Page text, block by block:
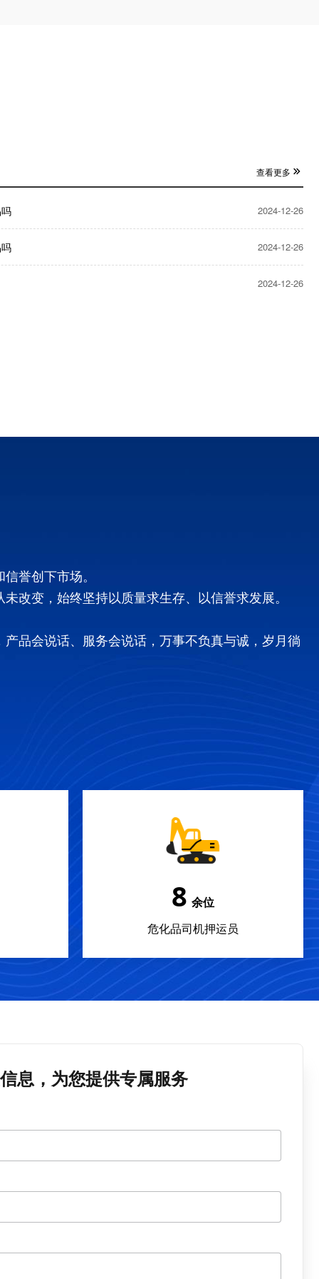
查看更多
2024-12-26
2024-12-26
2024-12-26
誉创下市场。
改变，始终坚持以质量求生存、以信誉求发展。
品会说话、服务会说话，万事不负真与诚，岁月徜
12 余位
危化品司机押运员
息，为您提供专属服务